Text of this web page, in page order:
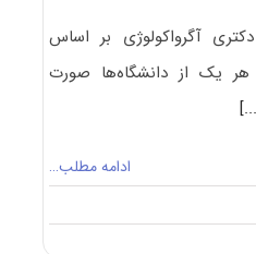
آگرواکولوژی بر اساس
هر یک از دانشگاه‌ها صورت
ادامه مطلب…